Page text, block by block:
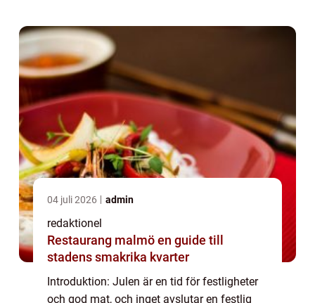
04 juli 2026 admin
redaktionel
Restaurang malmö en guide till
stadens smakrika kvarter
Introduktion: Julen är en tid för festligheter
och god mat, och inget avslutar en festlig